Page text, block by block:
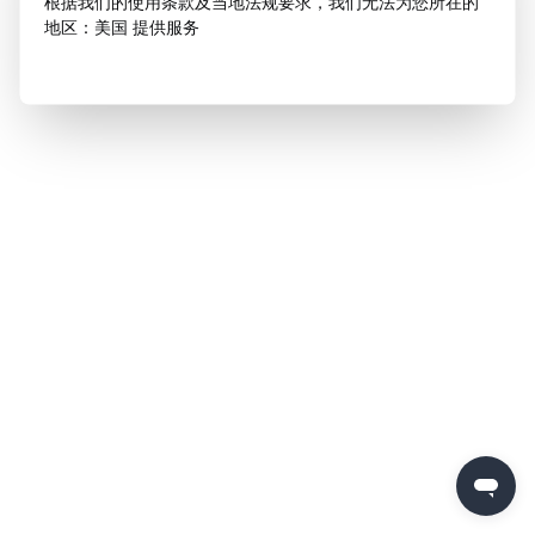
地区：美国 提供服务